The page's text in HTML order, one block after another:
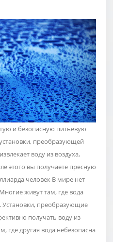
и безопасную питьевую
преобразующей
воду из воздуха,
этого вы получаете пресную
человек В мире нет
живут там, где вода
Установки, преобразующие
получать воду из
где другая вода небезопасна